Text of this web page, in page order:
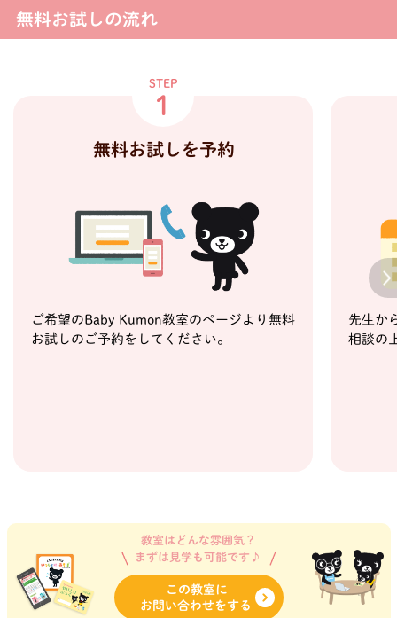
無料お試しの流れ
STEP
1
無料お試しを予約
ご希望のBaby Kumon教室のページより無料
お試しのご予約をしてください。
先生か
相談の
教室はどんな雰囲気？
まずは見学も可能です♪
この教室に
お問い合わせをする